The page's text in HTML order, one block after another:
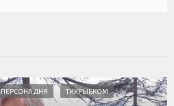
ПЕРСОНА ДНЯ ТИХРЫБКОМ